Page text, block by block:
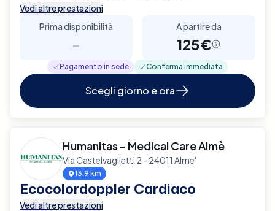
Vedi altre prestazioni
Prima disponibilità
-
A partire da
125€
Pagamento in sede Conferma immediata
Scegli giorno e ora
Humanitas - Medical Care Almè
Via Castelvaglietti 2 - 24011 Alme'
13.9 km
Ecocolordoppler Cardiaco
Vedi altre prestazioni